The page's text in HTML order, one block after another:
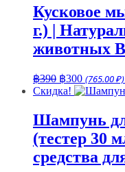
฿560.
Кусковое
г.) |
животных
฿390
цена
฿300Текущая
цена:
(765.00 ₽)
Скидка!
Шампунь
(тестер 30
средства